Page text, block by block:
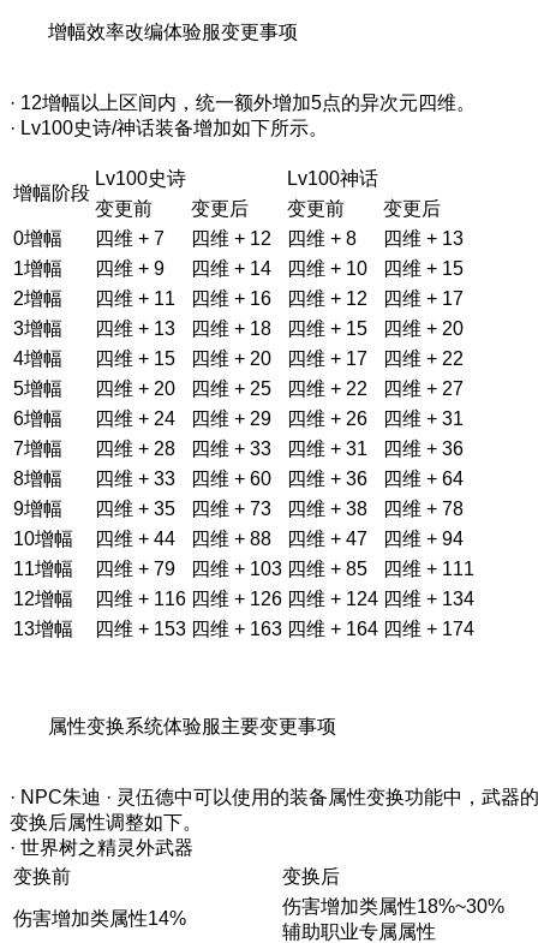
增幅效率改编体验服变更事项
· 12增幅以上区间内，统一额外增加5点的异次元四维。
· Lv100史诗/神话装备增加如下所示。
增幅阶段
Lv100史诗
Lv100神话
变更前
变更后 变更前
变更后
0增幅
四维 + 7 四维 + 12 四维 + 8
四维 + 13
1增幅
四维 + 9 四维 + 14 四维 + 10
四维 + 15
2增幅
四维 + 11 四维 + 16 四维 + 12
四维 + 17
3增幅
四维 + 13 四维 + 18 四维 + 15
四维 + 20
4增幅
四维 + 15 四维 + 20 四维 + 17
四维 + 22
5增幅
四维 + 20 四维 + 25 四维 + 22
四维 + 27
6增幅
四维 + 24 四维 + 29 四维 + 26
四维 + 31
7增幅
四维 + 28 四维 + 33 四维 + 31
四维 + 36
8增幅
四维 + 33 四维 + 60 四维 + 36
四维 + 64
9增幅
四维 + 35 四维 + 73 四维 + 38
四维 + 78
10增幅
四维 + 44 四维 + 88 四维 + 47
四维 + 94
11增幅
四维 + 79 四维 + 103 四维 + 85
四维 + 111
12增幅
四维 + 116 四维 + 126 四维 + 124 四维 + 134
13增幅
四维 + 153 四维 + 163 四维 + 164 四维 + 174
属性变换系统体验服主要变更事项
· NPC朱迪 · 灵伍德中可以使用的装备属性变换功能中，武器的
变换后属性调整如下。
· 世界树之精灵外武器
变换前
变换后
伤害增加类属性14%
伤害增加类属性18%~30%
辅助职业专属属性